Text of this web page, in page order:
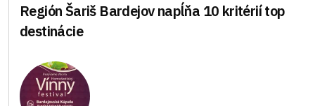
Región Šariš Bardejov napĺňa 10 kritérií top
destinácie